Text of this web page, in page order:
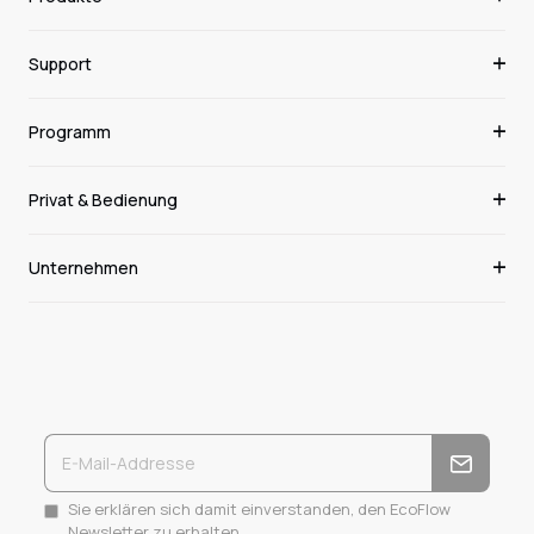
Support
Programm
Privat & Bedienung
Unternehmen
Sie erklären sich damit einverstanden, den EcoFlow